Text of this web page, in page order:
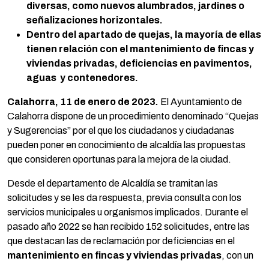
diversas, como nuevos alumbrados, jardines o
señalizaciones horizontales.
Dentro del apartado de quejas, la mayoría de ellas
tienen relación con el mantenimiento de fincas y
viviendas privadas, deficiencias en pavimentos,
aguas y contenedores.
Calahorra, 11 de enero de 2023. El Ayuntamiento de
Calahorra dispone de un procedimiento denominado “Quejas
y Sugerencias” por el que los ciudadanos y ciudadanas
pueden poner en conocimiento de alcaldía las propuestas
que consideren oportunas para la mejora de la ciudad.
Desde el departamento de Alcaldía se tramitan las
solicitudes y se les da respuesta, previa consulta con los
servicios municipales u organismos implicados. Durante el
pasado año 2022 se han recibido 152 solicitudes, entre las
que destacan las de reclamación por deficiencias en el
mantenimiento en fincas y viviendas privadas, con un